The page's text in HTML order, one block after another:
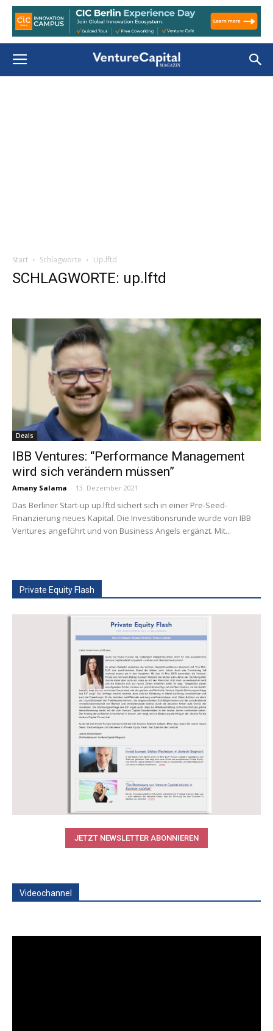
Start Schlagworte Up.lftd
SCHLAGWORTE: up.lftd
Deals
IBB Ventures: “Performance Management
wird sich verändern müssen”
Amany Salama - 13. Dezember 2021
Das Berliner Start-up up.lftd sichert sich in einer Pre-Seed-
Finanzierung neues Kapital. Die Investitionsrunde wurde von IBB
Ventures angeführt und von Business Angels ergänzt. Mit...
Private Equity Flash
JETZT NEWSLETTER ABONNIEREN
Videochannel